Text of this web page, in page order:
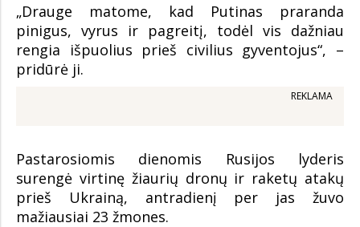
„Drauge matome, kad Putinas praranda
pinigus, vyrus ir pagreitį, todėl vis dažniau
rengia išpuolius prieš civilius gyventojus“, –
pridūrė ji.
REKLAMA
Pastarosiomis dienomis Rusijos lyderis
surengė virtinę žiaurių dronų ir raketų atakų
prieš Ukrainą, antradienį per jas žuvo
mažiausiai 23 žmones.